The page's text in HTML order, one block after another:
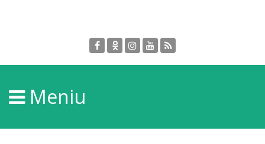
DGPDC
Informații
despre
Meniu